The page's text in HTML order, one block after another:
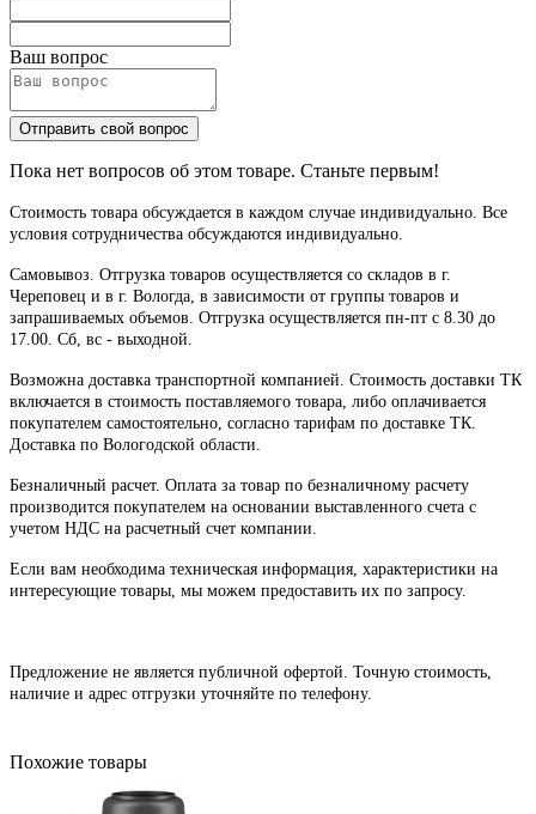
Ваш вопрос
Отправить свой вопрос
Пока нет вопросов об этом товаре. Станьте первым!
Стоимость товара обсуждается в каждом случае индивидуально. Все
условия сотрудничества обсуждаются индивидуально.
Самовывоз. Отгрузка товаров осуществляется со складов в г.
Череповец и в г. Вологда, в зависимости от группы товаров и
запрашиваемых объемов. Отгрузка осуществляется пн-пт с 8.30 до
17.00. Сб, вс - выходной.
Возможна доставка транспортной компанией. Стоимость доставки ТК
включается в стоимость поставляемого товара, либо оплачивается
покупателем самостоятельно, согласно тарифам по доставке ТК.
Доставка по Вологодской области.
Безналичный расчет. Оплата за товар по безналичному расчету
производится покупателем на основании выставленного счета с
учетом НДС на расчетный счет компании.
Если вам необходима техническая информация, характеристики на
интересующие товары, мы можем предоставить их по запросу.
Предложение не является публичной офертой. Точную стоимость,
наличие и адрес отгрузки уточняйте по телефону.
Похожие товары